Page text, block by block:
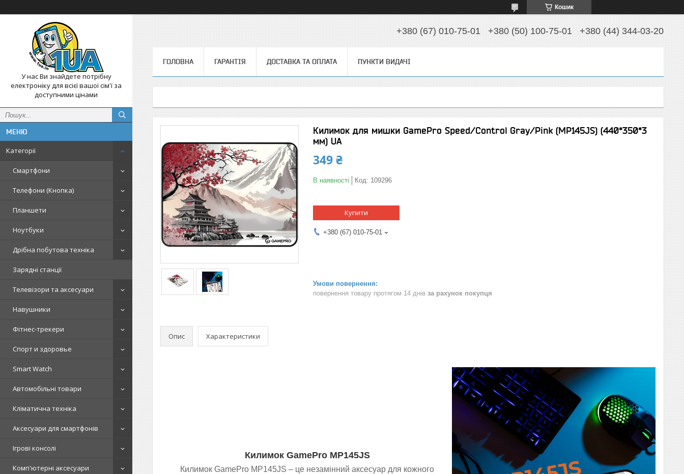
Кошик
У нас Ви знайдете потрібну
електроніку для всієї вашої сім'ї за
доступними цінами
Категорії
Смартфони
Телефони (Кнопка)
Планшети
Ноутбуки
Дрібна побутова техніка
Зарядні станції
Телевізори та аксесуари
Навушники
Фітнес-трекери
Спорт и здоровье
Smart Watch
Автомобільні товари
Кліматична техніка
Аксесуари для смартфонів
Ігрові консолі
Комп'ютерні аксесуари
+380 (67) 010-75-01 +380 (50) 100-75-01 +380 (44) 344-03-20
ГОЛОВНА ГАРАНТІЯ ДОСТАВКА ТА ОПЛАТА ПУНКТИ ВИДАЧІ
Килимок для мишки GamePro Speed/Control Gray/Pink (MP145JS) (440*350*3
мм) UA
349 ₴
В наявності Код: 109296
Купити
+380 (67) 010-75-01
повернення товару протягом 14 днів за рахунок покупця
Опис Характеристики
Килимок GamePro MP145JS
Килимок GamePro MP145JS – це незамінний аксесуар для кожного